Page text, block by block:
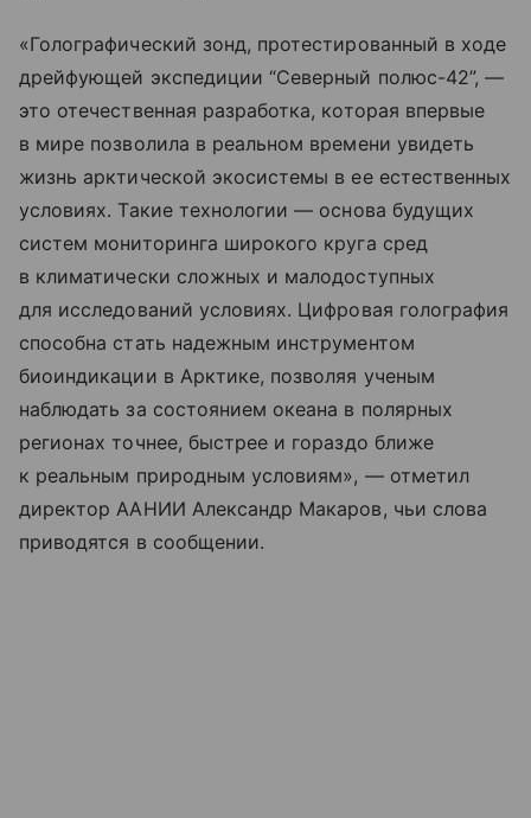
«Голографический зонд, протестированный в ходе
дрейфующей экспедиции “Северный полюс-42”, —
это отечественная разработка, которая впервые
в мире позволила в реальном времени увидеть
жизнь арктической экосистемы в ее естественных
условиях. Такие технологии — основа будущих
систем мониторинга широкого круга сред
в климатически сложных и малодоступных
для исследований условиях. Цифровая голография
способна стать надежным инструментом
биоиндикации в Арктике, позволяя ученым
наблюдать за состоянием океана в полярных
регионах точнее, быстрее и гораздо ближе
к реальным природным условиям», — отметил
директор ААНИИ Александр Макаров, чьи слова
приводятся в сообщении.